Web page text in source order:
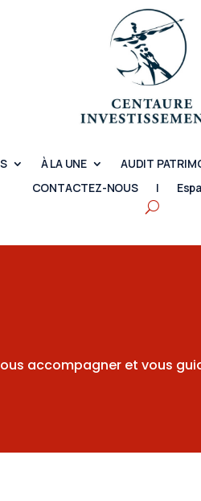
À LA UNE AUDIT
CONTACTEZ-NOUS
|
accompagner et vous